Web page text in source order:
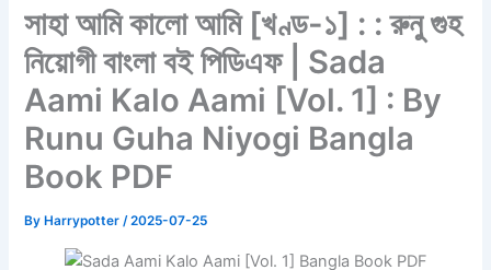
সাহা আমি কালো আমি [খণ্ড-১] : : রুনু গুহ
নিয়োগী বাংলা বই পিডিএফ | Sada
Aami Kalo Aami [Vol. 1] : By
Runu Guha Niyogi Bangla
Book PDF
By Harrypotter/2025-07-25